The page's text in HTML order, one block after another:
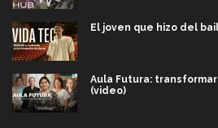
El joven que hizo del
Aula Futura:
(video)